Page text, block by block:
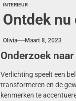
INTERIEUR
Ontdek
Olivia Maart 8, 2023
Onderzoek
Verlichting speelt een
transformeren en de
kenmerken te